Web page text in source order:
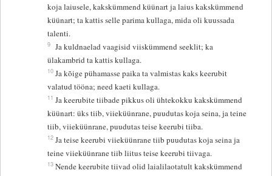
koja laiusele, kakskümmend küünart ja laius kakskümmend
küünart; ta kattis selle parima kullaga, mida oli kuussada
talenti.
9 Ja kuldnaelad vaagisid viiskümmend seeklit; ka
ülakambrid ta kattis kullaga.
10 Ja kõige pühamasse paika ta valmistas kaks keerubit
valatud tööna; need kaeti kullaga.
11 Ja keerubite tiibade pikkus oli ühtekokku kakskümmend
küünart: üks tiib, viieküünrane, puudutas koja seina, ja teine
tiib, viieküünrane, puudutas teise keerubi tiiba.
12 Ja teise keerubi viieküünrane tiib puudutas koja seina ja
teine viieküünrane tiib liitus teise keerubi tiivaga.
13 Nende keerubite tiivad olid laialilaotatult kakskümmend